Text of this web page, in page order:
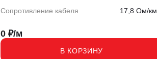
Сопротивление кабеля 17,8 Ом/км
0 ₽/м
В КОРЗИНУ